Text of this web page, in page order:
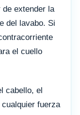
de extender la
del lavabo. Si
el cuello
cabello, el
fuerza